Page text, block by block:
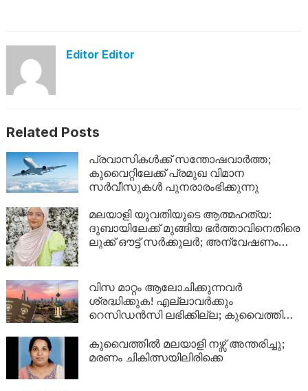
Editor Editor
Related Posts
പ്രവാസികൾക്ക് സന്തോഷവാർത്ത;
കുവൈറ്റിലേക്ക് പ്രമുഖ വിമാന
സർവീസുകൾ പുനരാരംഭിക്കുന്നു
മലയാളി യുവതിയുടെ ആത്മഹത്യ:
ദുബായിലേക്ക് മുങ്ങിയ ഭർത്താവിനെതിരെ
ലുക്ക് ഔട്ട് സർക്കുലർ; അന്വേഷണം
വിസ മാറ്റം ആലോചിക്കുന്നവർ
ശ്രദ്ധിക്കുക! എല്ലാവർക്കും
റെസിഡൻസി ലഭിക്കില്ല; കുവൈത്തിന്റെ
കുവൈത്തിൽ മലയാളി നഴ്സ് അന്തരിച്ചു;
മരണം ചികിത്സയിലിരിക്കെ